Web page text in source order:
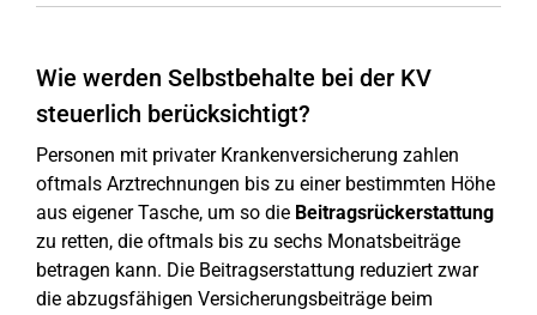
Wie werden Selbstbehalte bei der KV
steuerlich berücksichtigt?
Personen mit privater Krankenversicherung zahlen
oftmals Arztrechnungen bis zu einer bestimmten Höhe
aus eigener Tasche, um so die Beitragsrückerstattung
zu retten, die oftmals bis zu sechs Monatsbeiträge
betragen kann. Die Beitragserstattung reduziert zwar
die abzugsfähigen Versicherungsbeiträge beim